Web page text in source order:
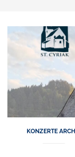
KONZERTE